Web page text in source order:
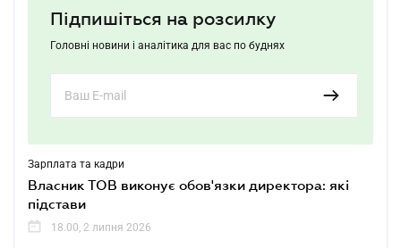
Підпишіться на розсилку
Головні новини і аналітика для вас по буднях
Зарплата та кадри
Власник ТОВ виконує обов'язки директора: які
підстави
18.00, 2 липня 2026